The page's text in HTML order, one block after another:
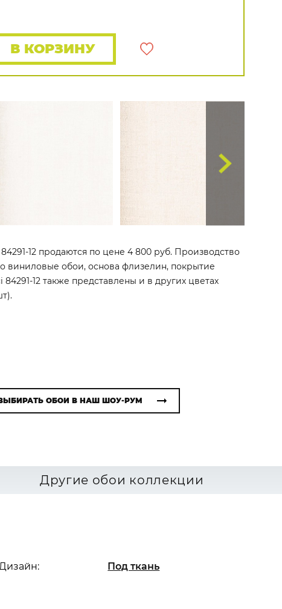
ПОКАЗАТЬ ВСЕ ОБОИ
В КОРЗИНУ
12 продаются по цене 4 800 руб. Производство
виниловые обои, основа флизелин, покрытие
12 также представлены и в других цветах
ОБОИ В НАШ ШОУ-РУМ
Другие обои коллекции
Под ткань